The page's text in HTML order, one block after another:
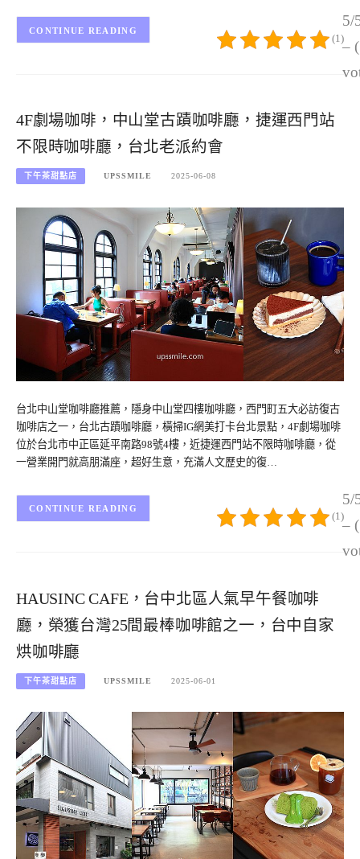
5/
–
(1)
CONTINUE READING
4F劇場咖啡，中山堂古蹟咖啡廳，捷運西門站
不限時咖啡廳，台北老派約會
下午茶甜點店 UPSSMILE 2025-06-08
台北中山堂咖啡廳推薦，隱身中山堂四樓咖啡廳，西門町五大必訪復古
咖啡店之一，台北古蹟咖啡廳，橫掃IG網美打卡台北景點，4F劇場咖啡
位於台北市中正區延平南路98號4樓，近捷運西門站不限時咖啡廳，從
一營業開門就高朋滿座，超好生意，充滿人文歷史的復…
5/
–
(1)
CONTINUE READING
HAUSINC CAFE，台中北區人氣早午餐咖啡
廳，榮獲台灣25間最棒咖啡館之一，台中自家
烘咖啡廳
下午茶甜點店 UPSSMILE 2025-06-01